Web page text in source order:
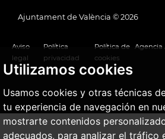
Utilizamos cookies
Usamos cookies y otras técnicas
tu experiencia de navegación en
mostrarte contenidos
adecuados, para analizar el tráfico
Ajuntament de València © 2026
Aviso
legal
Política
privacidad
Política de
cookies